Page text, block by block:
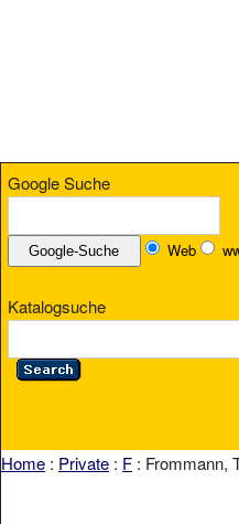
Google Suche
Web
Katalogsuche
Home : Private : F : Frommann,